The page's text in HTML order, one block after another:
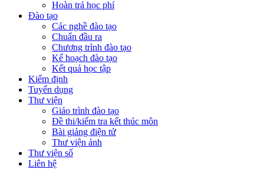
Hoàn trả học phí
Đào tạo
Các nghề đào tạo
Chuẩn đầu ra
Chương trình đào tạo
Kế hoạch đào tạo
Kết quả học tập
Kiểm định
Tuyển dụng
Thư viện
Giáo trình đào tạo
Đề thi/kiểm tra kết thúc môn
Bài giảng điện tử
Thư viện ảnh
Thư viện số
Liên hệ